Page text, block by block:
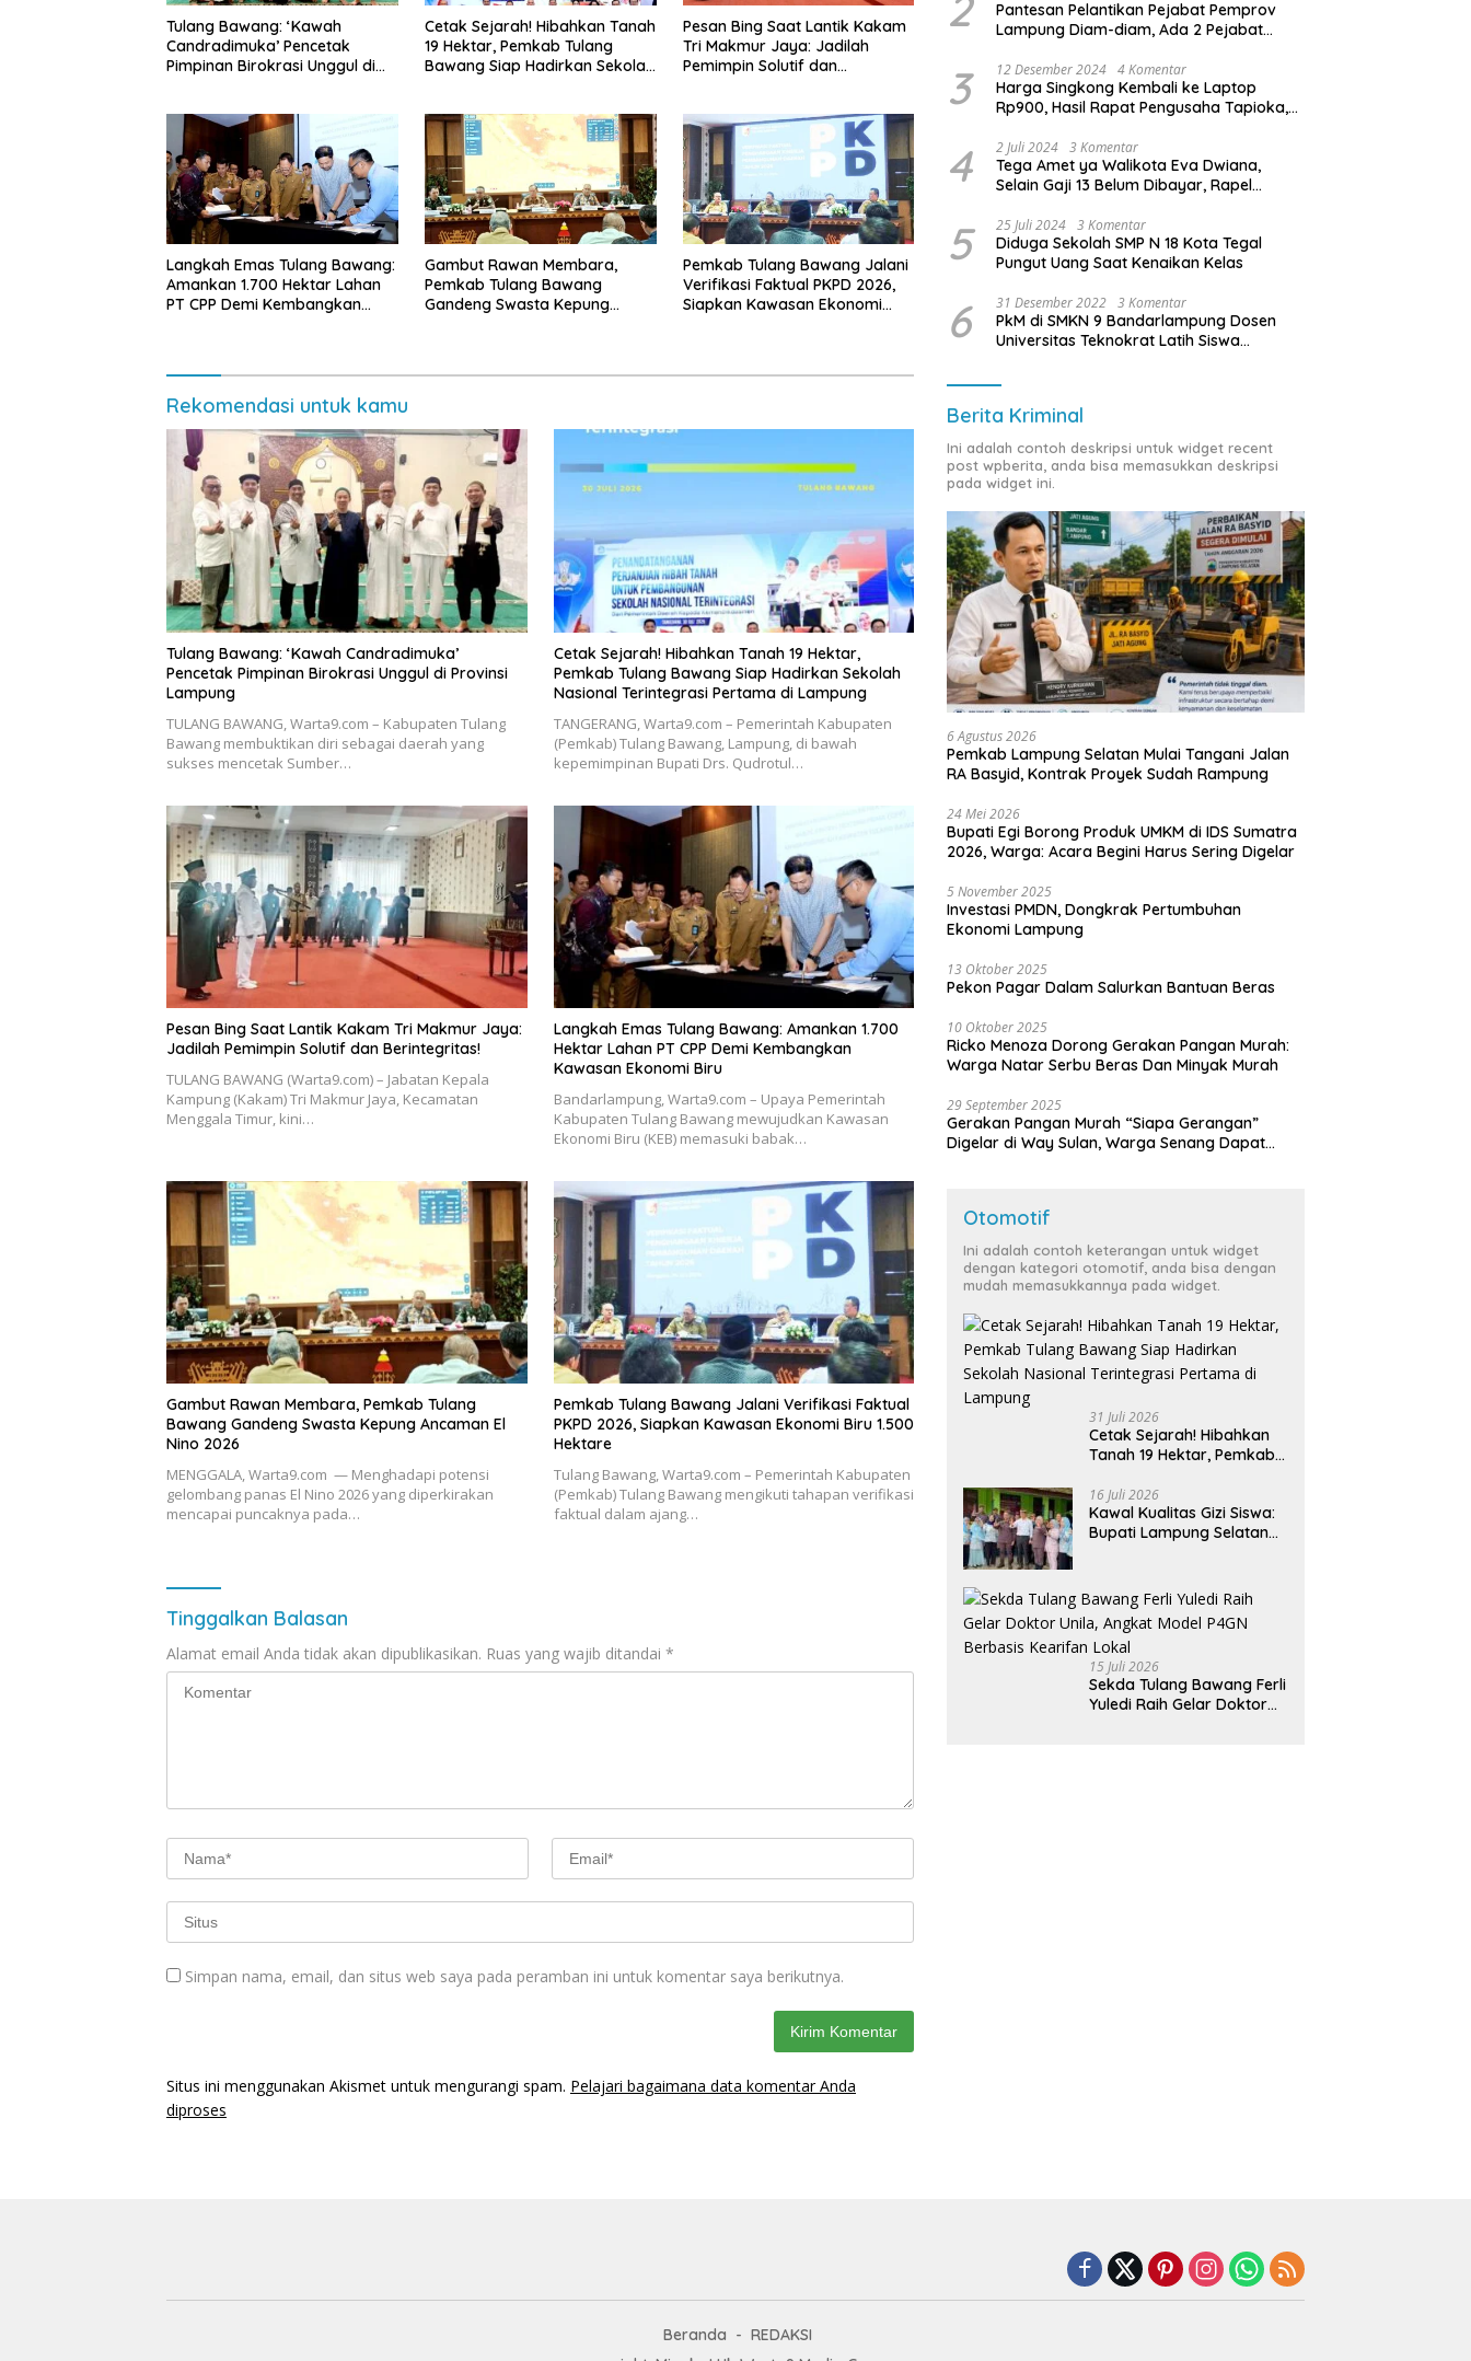
Tulang Bawang: ‘Kawah
Candradimuka’ Pencetak
Pimpinan Birokrasi Unggul di
Cetak Sejarah! Hibahkan Tanah
19 Hektar, Pemkab Tulang
Bawang Siap Hadirkan Sekolah
Pesan Bing Saat Lantik Kakam
Tri Makmur Jaya: Jadilah
Pemimpin Solutif dan
Langkah Emas Tulang Bawang:
Amankan 1.700 Hektar Lahan
PT CPP Demi Kembangkan
Gambut Rawan Membara,
Pemkab Tulang Bawang
Gandeng Swasta Kepung
Pemkab Tulang Bawang Jalani
Verifikasi Faktual PKPD 2026,
Siapkan Kawasan Ekonomi
Rekomendasi untuk kamu
Tulang Bawang: ‘Kawah Candradimuka’
Pencetak Pimpinan Birokrasi Unggul di Provinsi
Lampung
TULANG BAWANG, Warta9.com – Kabupaten Tulang
Bawang membuktikan diri sebagai daerah yang
sukses mencetak Sumber…
Cetak Sejarah! Hibahkan Tanah 19 Hektar,
Pemkab Tulang Bawang Siap Hadirkan Sekolah
Nasional Terintegrasi Pertama di Lampung
​TANGERANG, Warta9.com – Pemerintah Kabupaten
(Pemkab) Tulang Bawang, Lampung, di bawah
kepemimpinan Bupati Drs. Qudrotul…
Pesan Bing Saat Lantik Kakam Tri Makmur Jaya:
Jadilah Pemimpin Solutif dan Berintegritas!
TULANG BAWANG (Warta9.com) – Jabatan Kepala
Kampung (Kakam) Tri Makmur Jaya, Kecamatan
Menggala Timur, kini…
Langkah Emas Tulang Bawang: Amankan 1.700
Hektar Lahan PT CPP Demi Kembangkan
Kawasan Ekonomi Biru
Bandarlampung, Warta9.com – Upaya Pemerintah
Kabupaten Tulang Bawang mewujudkan Kawasan
Ekonomi Biru (KEB) memasuki babak…
Gambut Rawan Membara, Pemkab Tulang
Bawang Gandeng Swasta Kepung Ancaman El
Nino 2026
MENGGALA, Warta9.com — Menghadapi potensi
gelombang panas El Nino 2026 yang diperkirakan
mencapai puncaknya pada…
Pemkab Tulang Bawang Jalani Verifikasi Faktual
PKPD 2026, Siapkan Kawasan Ekonomi Biru 1.500
Hektare
Tulang Bawang, Warta9.com – Pemerintah Kabupaten
(Pemkab) Tulang Bawang mengikuti tahapan verifikasi
faktual dalam ajang…
Tinggalkan Balasan
Alamat email Anda tidak akan dipublikasikan. Ruas yang wajib ditandai *
Simpan nama, email, dan situs web saya pada peramban ini untuk komentar saya berikutnya.
Situs ini menggunakan Akismet untuk mengurangi spam. Pelajari bagaimana data komentar Anda
diproses
Pantesan Pelantikan Pejabat Pemprov
Lampung Diam-diam, Ada 2 Pejabat
3 12 Desember 2024 4 Komentar
Harga Singkong Kembali ke Laptop
Rp900, Hasil Rapat Pengusaha Tapioka,
Lampung
4 2 Juli 2024 3 Komentar
Tega Amet ya Walikota Eva Dwiana,
Selain Gaji 13 Belum Dibayar, Rapel
Dibayar
5 25 Juli 2024 3 Komentar
Diduga Sekolah SMP N 18 Kota Tegal
Pungut Uang Saat Kenaikan Kelas
6 31 Desember 2022 3 Komentar
PkM di SMKN 9 Bandarlampung Dosen
Universitas Teknokrat Latih Siswa
Berita Kriminal
Ini adalah contoh deskripsi untuk widget recent
post wpberita, anda bisa memasukkan deskripsi
pada widget ini.
6 Agustus 2026
Pemkab Lampung Selatan Mulai Tangani Jalan
RA Basyid, Kontrak Proyek Sudah Rampung
24 Mei 2026
Bupati Egi Borong Produk UMKM di IDS Sumatra
2026, Warga: Acara Begini Harus Sering Digelar
5 November 2025
Investasi PMDN, Dongkrak Pertumbuhan
Ekonomi Lampung
13 Oktober 2025
Pekon Pagar Dalam Salurkan Bantuan Beras
10 Oktober 2025
Ricko Menoza Dorong Gerakan Pangan Murah:
Warga Natar Serbu Beras Dan Minyak Murah
29 September 2025
Gerakan Pangan Murah “Siapa Gerangan”
Digelar di Way Sulan, Warga Senang Dapat
Otomotif
Ini adalah contoh keterangan untuk widget
dengan kategori otomotif, anda bisa dengan
mudah memasukkannya pada widget.
31 Juli 2026
Cetak Sejarah! Hibahkan
Tanah 19 Hektar, Pemkab
Hadirkan Sekolah Nasional
Terintegrasi Pertama di
Lampung
16 Juli 2026
Kawal Kualitas Gizi Siswa:
Bupati Lampung Selatan
Bergizi Gratis di Natar
15 Juli 2026
Sekda Tulang Bawang Ferli
Yuledi Raih Gelar Doktor
Beranda
REDAKSI